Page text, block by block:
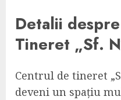
Detalii
Tineret „Sf.
Centrul de tineret
deveni un spațiu